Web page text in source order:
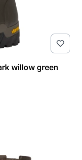
willow green